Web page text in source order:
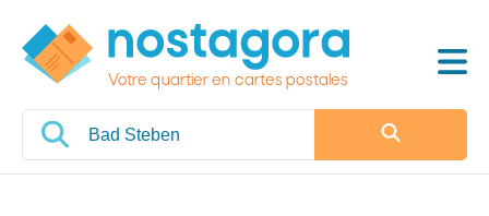
Votre quartier en cartes postales